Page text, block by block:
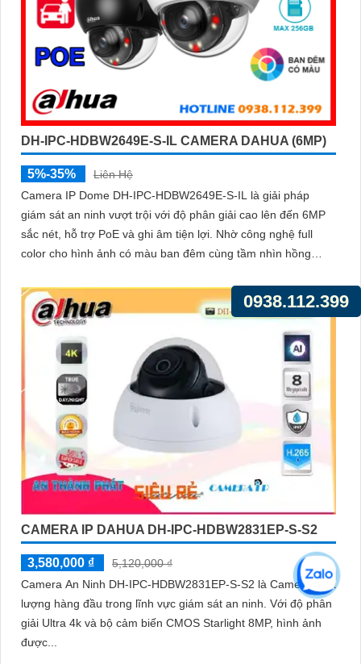
DH-IPC-HDBW2649E-S-IL CAMERA DAHUA (6MP)
5%-35%
Liên Hệ
Camera IP Dome DH-IPC-HDBW2649E-S-IL là giải pháp
giám sát an ninh vượt trội với độ phân giải cao lên đến 6MP
sắc nét, hỗ trợ PoE và ghi âm tiện lợi. Nhờ công nghệ full
color cho hình ảnh có màu ban đêm cùng tầm nhìn hồng
CAMERA IP DAHUA DH-IPC-HDBW2831EP-S-S2
3,580,000 ₫
5,120,000 ₫
Camera An Ninh DH-IPC-HDBW2831EP-S-S2 là Camera chất
lượng hàng đầu trong lĩnh vực giám sát an ninh. Với độ phân
giải Ultra 4k và bộ cảm biến CMOS Starlight 8MP, hình ảnh
được...
0938.112.399